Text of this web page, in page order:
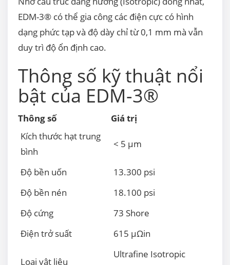
EDM-3® có thể gia công các điện cực có hình
dạng phức tạp và độ dày chỉ từ 0,1 mm mà vẫn
duy trì độ ổn định cao.
Thông số kỹ thuật nổi
bật của EDM-3®
Thông số
Giá trị
Kích thước hạt trung
bình
< 5 µm
Độ bền uốn
13.300 psi
Độ bền nén
18.100 psi
Độ cứng
73 Shore
Điện trở suất
615 µΩin
Loại vật liệu
Ultrafine Isotropic